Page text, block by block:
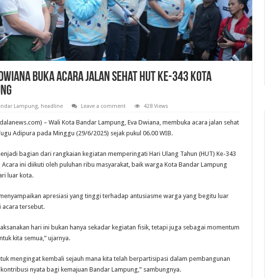
Buka Acara Jalan Sehat HUT Ke-343 Kota
Lampung, headline Leave a comment 428 Views
– Wali Kota Bandar Lampung, Eva Dwiana, membuka acara jalan sehat
Adipura pada Minggu (29/6/2025) sejak pukul 06.00 WIB.
bagian dari rangkaian kegiatan memperingati Hari Ulang Tahun (HUT) Ke-343
ini diikuti oleh puluhan ribu masyarakat, baik warga Kota Bandar Lampung
luar kota.
apresiasi yang tinggi terhadap antusiasme warga yang begitu luar
acara tersebut.
hari ini bukan hanya sekadar kegiatan fisik, tetapi juga sebagai momentum
kita semua,” ujarnya.
mengingat kembali sejauh mana kita telah berpartisipasi dalam pembangunan
nyata bagi kemajuan Bandar Lampung,” sambungnya.